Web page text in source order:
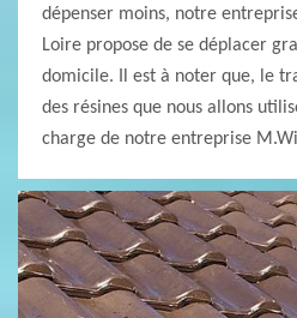
dépenser moins, notre
Loire propose de se déplacer
domicile. Il est à noter que, le
des résines que nous allons
charge de notre entreprise